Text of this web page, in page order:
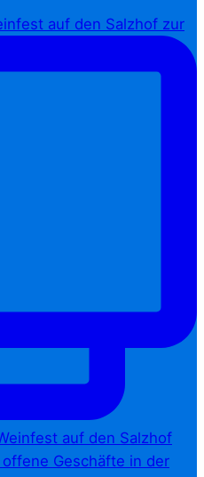
auf den Salzhof zur